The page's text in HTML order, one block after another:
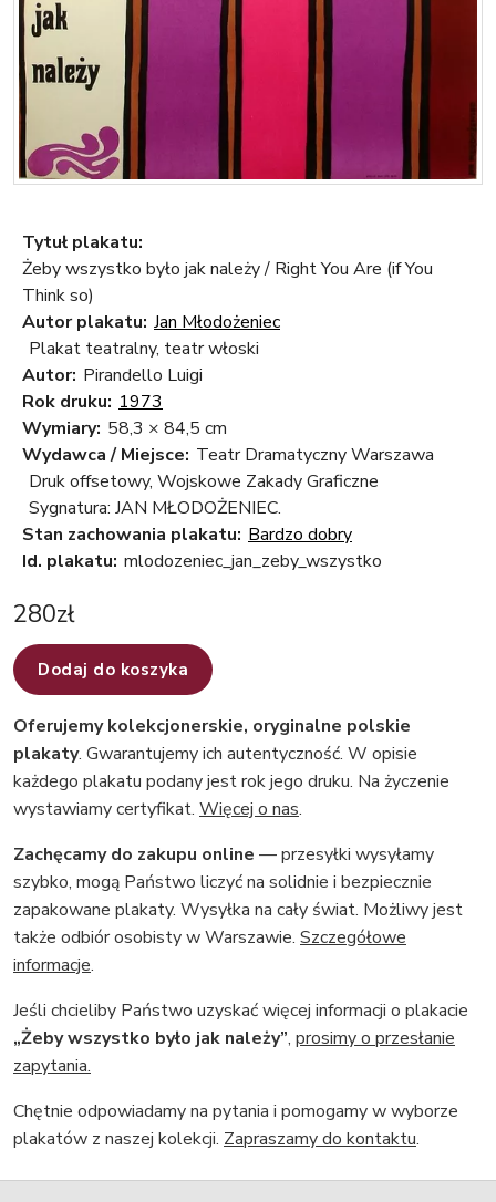
Tytuł plakatu:
Żeby wszystko było jak należy / Right You Are (if You
Think so)
Autor plakatu: Jan Młodożeniec
Plakat teatralny, teatr włoski
Autor: Pirandello Luigi
Rok druku: 1973
Wymiary: 58,3 × 84,5 cm
Wydawca / Miejsce: Teatr Dramatyczny Warszawa
Druk offsetowy, Wojskowe Zakady Graficzne
Sygnatura: JAN MŁODOŻENIEC.
Stan zachowania plakatu: Bardzo dobry
Id. plakatu: mlodozeniec_jan_zeby_wszystko
280zł
Dodaj do koszyka
Oferujemy kolekcjonerskie, oryginalne polskie
plakaty. Gwarantujemy ich autentyczność. W opisie
każdego plakatu podany jest rok jego druku. Na życzenie
wystawiamy certyfikat. Więcej o nas.
Zachęcamy do zakupu online — przesyłki wysyłamy
szybko, mogą Państwo liczyć na solidnie i bezpiecznie
zapakowane plakaty. Wysyłka na cały świat. Możliwy jest
także odbiór osobisty w Warszawie. Szczegółowe
informacje.
Jeśli chcieliby Państwo uzyskać więcej informacji o plakacie
„Żeby wszystko było jak należy”, prosimy o przesłanie
zapytania.
Chętnie odpowiadamy na pytania i pomogamy w wyborze
plakatów z naszej kolekcji. Zapraszamy do kontaktu.